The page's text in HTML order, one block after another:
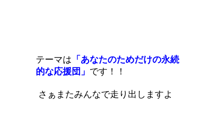
テーマは 「あなたのためだけの永続
的な応援団」 です！！
さぁまたみんなで走り出しますよ